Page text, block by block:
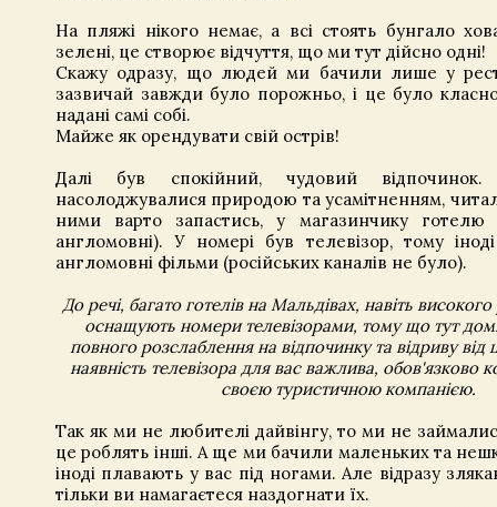
На пляжі нікого немає, а всі стоять бунгало
зелені, це створює відчуття, що ми тут дійсно одні!
Скажу одразу, що людей ми бачили лише у
зазвичай завжди було порожньо, і це було
надані самі собі.
Майже як орендувати свій острів!
Далі був спокійний, чудовий
насолоджувалися природою та усамітненням,
ними варто запастись, у магазинчику
англомовні). У номері був телевізор, тому
англомовні фільми (російських каналів не було).
До речі, багато готелів на Мальдівах, навіть
оснащують номери телевізорами, тому що тут
повного розслаблення на відпочинку та відриву від
наявність телевізора для вас важлива, обов'язково
своєю туристичною компанією.
Так як ми не любителі дайвінгу, то ми не
це роблять інші. А ще ми бачили маленьких та
іноді плавають у вас під ногами. Але відразу
тільки ви намагаєтеся наздогнати їх.